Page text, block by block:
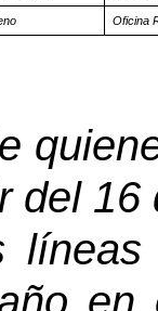
Oficina
del